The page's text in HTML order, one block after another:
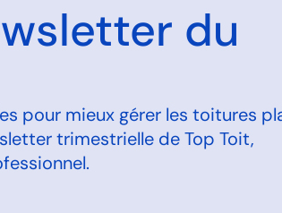
du
pour mieux gérer les toitures
trimestrielle de Top Toit,